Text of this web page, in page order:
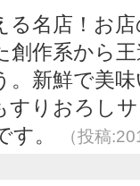
る名店！お
創作系から
新鮮で美
すりおろし
す。
（投稿